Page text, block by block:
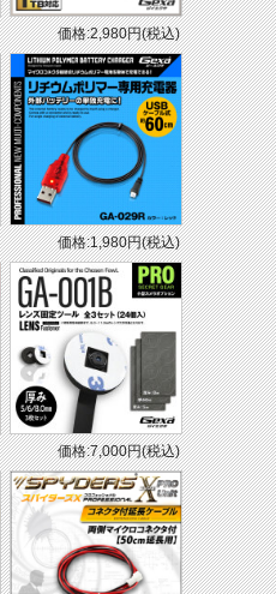
価格:2,980円(税込)
価格:1,980円(税込)
価格:7,000円(税込)